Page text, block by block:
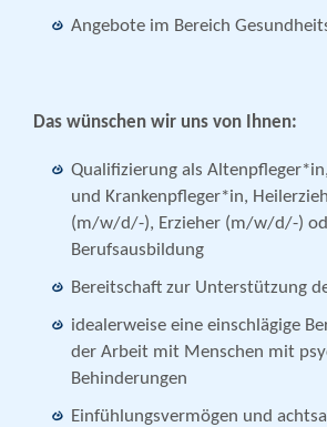
Angebote im Bereich
Das wünschen wir uns von Ihnen:
Qualifizierung als
und Krankenpfleger*in,
(m/w/d/-), Erzieher (m/w/d/-)
Berufsausbildung
Bereitschaft zur Unterstützung
idealerweise eine einschlägige
der Arbeit mit Menschen mit
Behinderungen
Einfühlungsvermögen und